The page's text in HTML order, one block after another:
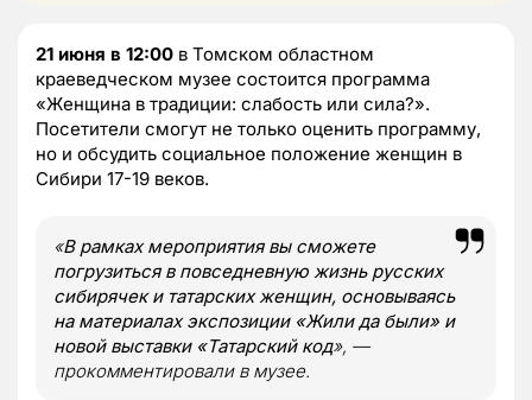
21 июня в 12:00 в Томском областном
краеведческом музее состоится программа
«Женщина в традиции: слабость или сила?».
Посетители смогут не только оценить программу,
но и обсудить социальное положение женщин в
Сибири 17-19 веков.
«В рамках мероприятия вы сможете
погрузиться в повседневную жизнь русских
сибирячек и татарских женщин, основываясь
на материалах экспозиции «Жили да были» и
новой выставки «Татарский код», —
прокомментировали в музее.